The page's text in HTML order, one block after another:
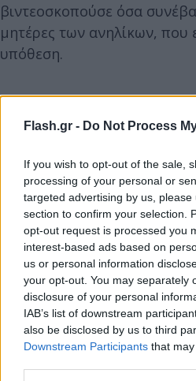
Flash.gr - Do Not Process
If you wish to opt-out of the sale,
processing of your personal or
targeted advertising by us,
section to confirm your selection.
opt-out request is processed you
interest-based ads based on
us or personal information
your opt-out. You may separately
disclosure of your personal
IAB’s list of downstream
also be disclosed by us to third
Downstream Participants that
βιντεοσκοπούσε όσα
μητέρες των ανηλίκων, που
υπόθεση.
Σύμφωνα με δημοσίευμα
του zarpanews.gr , η
ολοκληρώνεται αργά το
αποφασίστηκε να αφεθούν
επιβλήθηκαν
χρηματικές εγγυήσεις που
έως 8.000 ευρώ.